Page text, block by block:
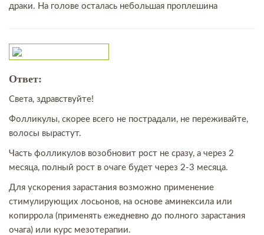
драки. На голове осталась небольшая проплешина
Ответ:
Света, здравствуйте!
Фолликулы, скорее всего не пострадали, не переживайте,
волосы вырастут.
Часть фолликулов возобновит рост не сразу, а через 2
месяца, полный рост в очаге будет через 2-3 месяца.
Для ускорения зарастания возможно применение
стимулирующих лосьонов, на основе аминексила или
копиррола (применять ежедневно до полного зарастания
очага) или курс мезотерапии.